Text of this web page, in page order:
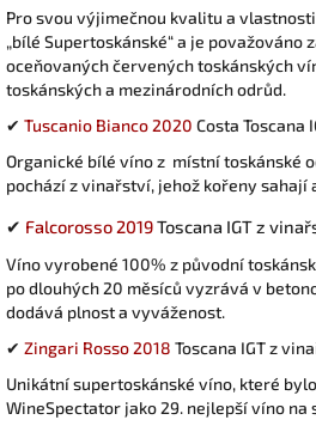
Pro svou výjimečnou kvalitu a
„bílé Supertoskánské“ a je považováno
oceňovaných červených toskánských
toskánských a mezinárodních odrůd.
✔ Tuscanio Bianco 2020 Costa Toscana
Organické bílé víno z místní toskánské
pochází z vinařství, jehož kořeny sahají
✔ Falcorosso 2019Toscana IGT z
Víno vyrobené 100% z původní
po dlouhých 20 měsíců vyzrává v
dodává plnost a vyváženost.
✔ Zingari Rosso 2018 Toscana IGT z
Unikátní supertoskánské víno, které
WineSpectator jako 29. nejlepší víno na